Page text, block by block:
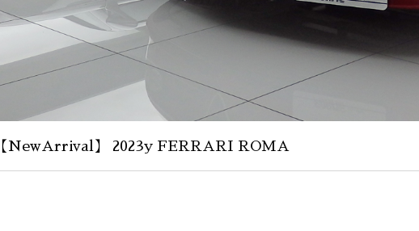
【NewArrival】 2023y FERRARI ROMA